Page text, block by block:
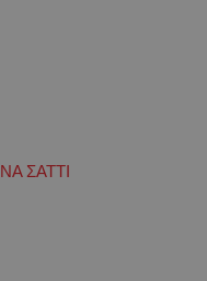
ΣΑΤΤΙ